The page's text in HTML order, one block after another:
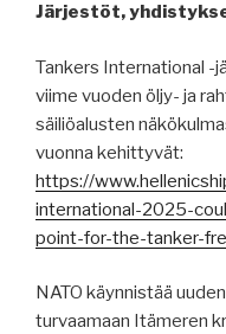
Järjestöt,
Tankers International -
viime vuoden öljy- ja
säiliöalusten
vuonna kehittyvät:
https://
international-2025-
point-for-the-tanker-
NATO käynnistää
turvaamaan Itämeren